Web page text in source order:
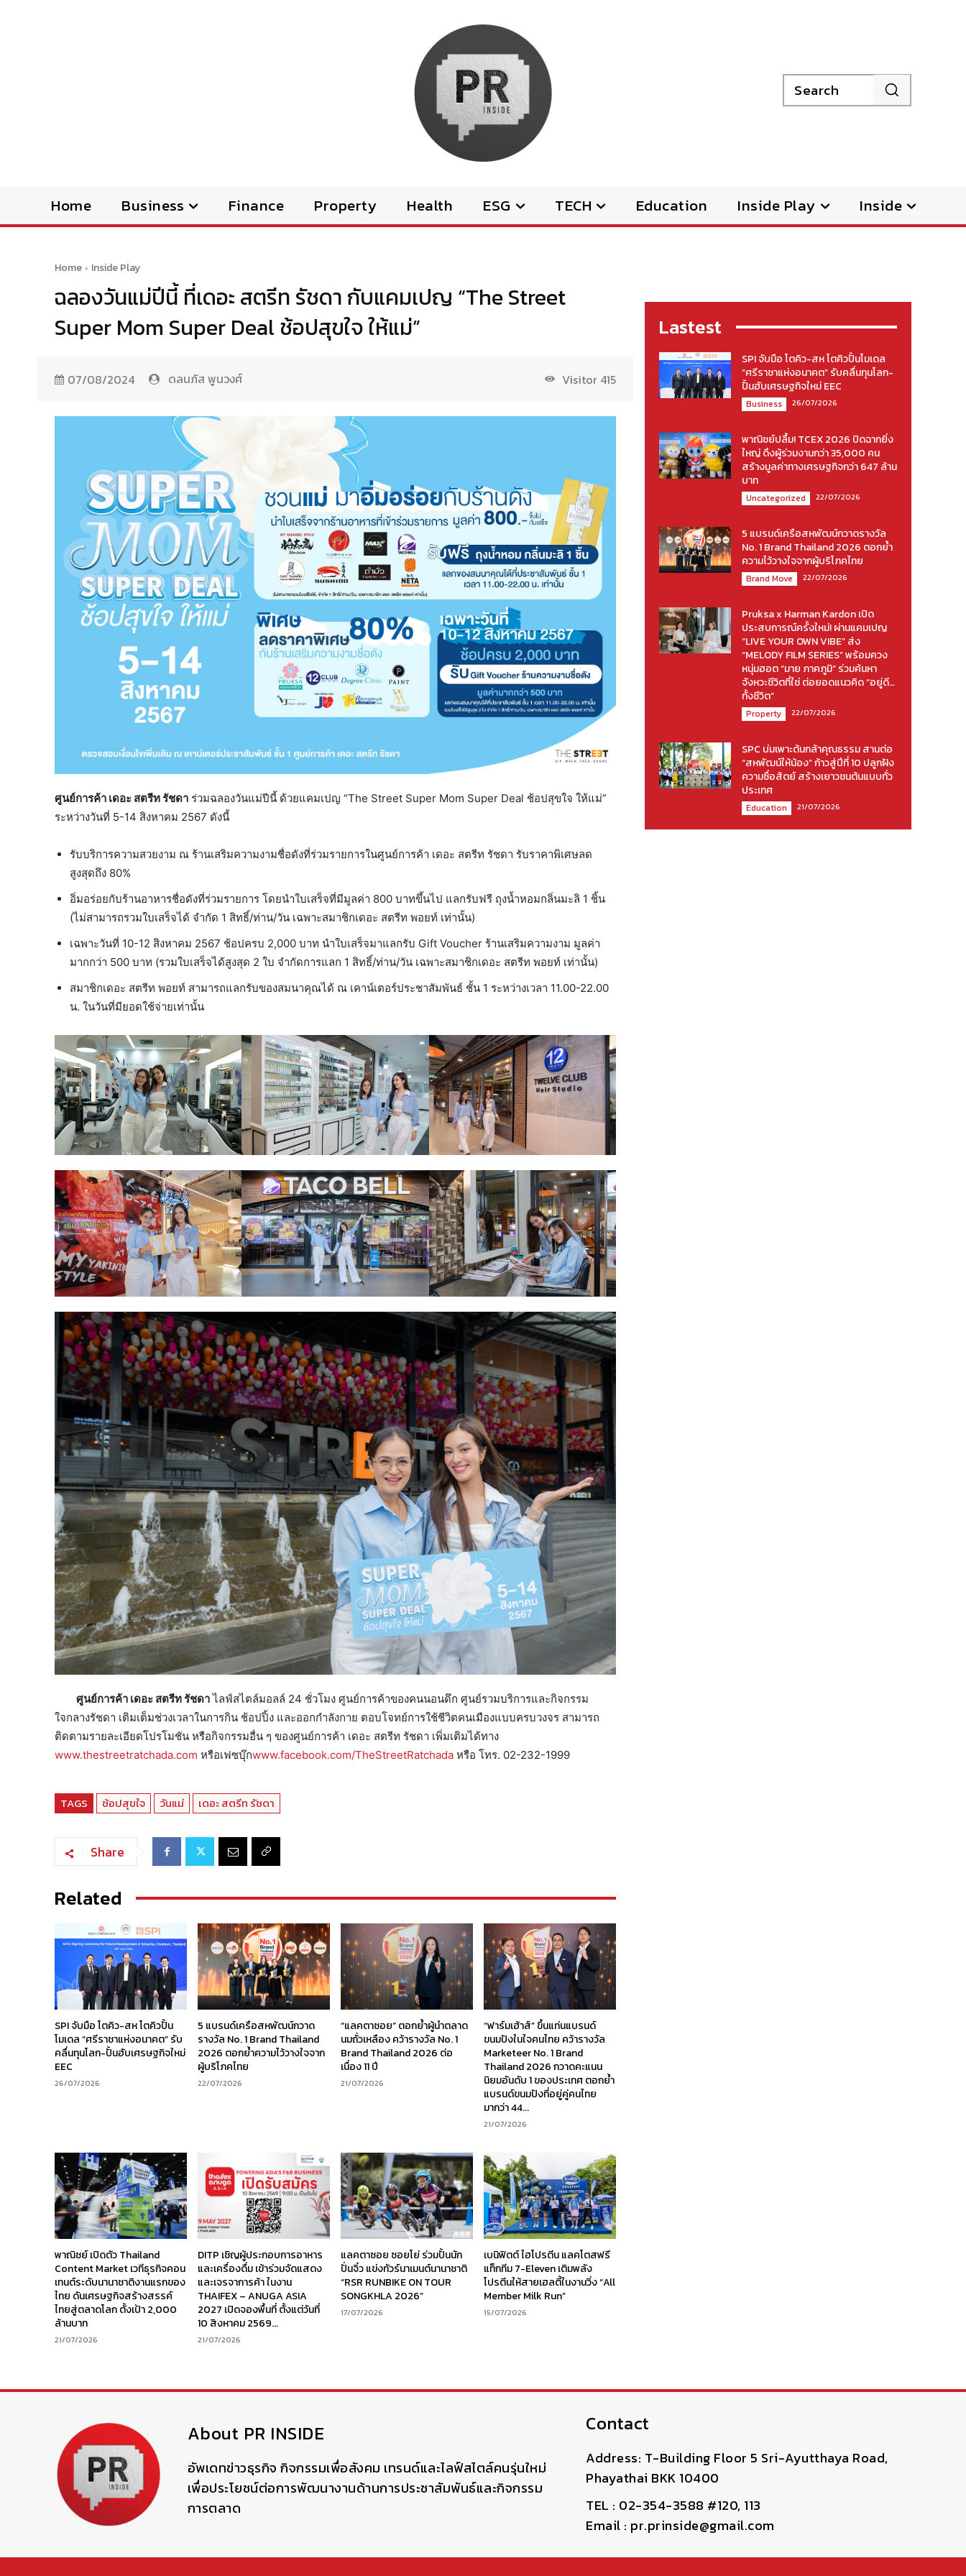
Search
Home Business Finance Property Health ESG TECH Education Inside Play Inside
Home Inside Play
ฉลองวันแม่ปีนี้ ที่เดอะ สตรีท รัชดา กับแคมเปญ “The Street
Super Mom Super Deal ช้อปสุขใจ ให้แม่”
07/08/2024 ดลนภัส พูนวงศ์ Visitor 415
ศูนย์การค้า เดอะ สตรีท รัชดา ร่วมฉลองวันแม่ปีนี้ ด้วยแคมเปญ “The Street Super Mom Super Deal ช้อปสุขใจ ให้แม่”
ระหว่างวันที่ 5-14 สิงหาคม 2567 ดังนี้
รับบริการความสวยงาม ณ ร้านเสริมความงามชื่อดังที่ร่วมรายการในศูนย์การค้า เดอะ สตรีท รัชดา รับราคาพิเศษลด
สูงสุดถึง 80%
อิ่มอร่อยกับร้านอาหารชื่อดังที่ร่วมรายการ โดยนำใบเสร็จที่มีมูลค่า 800 บาทขึ้นไป แลกรับฟรี ถุงน้ำหอมกลิ่นมะลิ 1 ชิ้น
(ไม่สามารถรวมใบเสร็จได้ จำกัด 1 สิทธิ์/ท่าน/วัน เฉพาะสมาชิกเดอะ สตรีท พอยท์ เท่านั้น)
เฉพาะวันที่ 10-12 สิงหาคม 2567 ช้อปครบ 2,000 บาท นำใบเสร็จมาแลกรับ Gift Voucher ร้านเสริมความงาม มูลค่า
มากกว่า 500 บาท (รวมใบเสร็จได้สูงสุด 2 ใบ จำกัดการแลก 1 สิทธิ์/ท่าน/วัน เฉพาะสมาชิกเดอะ สตรีท พอยท์ เท่านั้น)
สมาชิกเดอะ สตรีท พอยท์ สามารถแลกรับของสมนาคุณได้ ณ เคาน์เตอร์ประชาสัมพันธ์ ชั้น 1 ระหว่างเวลา 11.00-22.00
น. ในวันที่มียอดใช้จ่ายเท่านั้น
ศูนย์การค้า เดอะ สตรีท รัชดาไลฟ์สไตล์มอลล์ 24 ชั่วโมง ศูนย์การค้าของคนนอนดึก ศูนย์รวมบริการและกิจกรรม
ใจกลางรัชดา เติมเต็มช่วงเวลาในการกิน ช้อปปิ้ง และออกกำลังกาย ตอบโจทย์การใช้ชีวิตคนเมืองแบบครบวงจร สามารถ
ติดตามรายละเอียดโปรโมชัน หรือกิจกรรมอื่น ๆ ของศูนย์การค้า เดอะ สตรีท รัชดา เพิ่มเติมได้ทาง
www.thestreetratchada.com หรือเฟซบุ๊กwww.facebook.com/TheStreetRatchada หรือ โทร. 02-232-1999
TAGS ช้อปสุขใจ วันแม่ เดอะ สตรีท รัชดา
Share
Related
SPI จับมือ โตคิว-สห โตคิวปั้น
โมเดล “ศรีราชาแห่งอนาคต” รับ
คลื่นทุนโลก-ปั้นฮับเศรษฐกิจใหม่
EEC
26/07/2026
5 แบรนด์เครือสหพัฒน์กวาด
รางวัล No. 1 Brand Thailand
2026 ตอกย้ำความไว้วางใจจาก
ผู้บริโภคไทย
22/07/2026
“แลคตาซอย” ตอกย้ำผู้นำตลาด
นมถั่วเหลือง คว้ารางวัล No. 1
Brand Thailand 2026 ต่อ
เนื่อง 11 ปี
21/07/2026
“ฟาร์มเฮ้าส์” ขึ้นแท่นแบรนด์
ขนมปังในใจคนไทย คว้ารางวัล
Marketeer No. 1 Brand
Thailand 2026 กวาดคะแนน
นิยมอันดับ 1 ของประเทศ ตอกย้ำ
แบรนด์ขนมปังที่อยู่คู่คนไทย
มากว่า 44...
21/07/2026
พาณิชย์ เปิดตัว Thailand
Content Market เวทีธุรกิจคอน
เทนต์ระดับนานาชาติงานแรกของ
ไทย ดันเศรษฐกิจสร้างสรรค์
ไทยสู่ตลาดโลก ตั้งเป้า 2,000
ล้านบาท
21/07/2026
DITP เชิญผู้ประกอบการอาหาร
และเครื่องดื่ม เข้าร่วมจัดแสดง
และเจรจาการค้า ในงาน
THAIFEX – ANUGA ASIA
2027 เปิดจองพื้นที่ ตั้งแต่วันที่
10 สิงหาคม 2569...
21/07/2026
แลคตาซอย ซอยโย่ ร่วมปั้นนัก
ปั่นจิ๋ว แข่งทัวร์นาเมนต์นานาชาติ
“RSR RUNBIKE ON TOUR
SONGKHLA 2026”
17/07/2026
เบนิฟิตต์ ไฮโปรตีน แลคโตสฟรี
แท็กทีม 7-Eleven เติมพลัง
โปรตีนให้สายเฮลตี้ในงานวิ่ง “All
Member Milk Run”
15/07/2026
Lastest
SPI จับมือ โตคิว-สห โตคิวปั้นโมเดล
“ศรีราชาแห่งอนาคต” รับคลื่นทุนโลก-
ปั้นฮับเศรษฐกิจใหม่ EEC
Business 26/07/2026
พาณิชย์ปลื้ม! TCEX 2026 ปิดฉากยิ่ง
ใหญ่ ดึงผู้ร่วมงานกว่า 35,000 คน
สร้างมูลค่าทางเศรษฐกิจกว่า 647 ล้าน
บาท
Uncategorized 22/07/2026
5 แบรนด์เครือสหพัฒน์กวาดรางวัล
No. 1 Brand Thailand 2026 ตอกย้ำ
ความไว้วางใจจากผู้บริโภคไทย
Brand Move 22/07/2026
Pruksa x Harman Kardon เปิด
ประสบการณ์ครั้งใหม่! ผ่านแคมเปญ
“LIVE YOUR OWN VIBE” ส่ง
“MELODY FILM SERIES” พร้อมควง
หนุ่มฮอต “มาย ภาคภูมิ” ร่วมค้นหา
จังหวะชีวิตที่ใช่ ต่อยอดแนวคิด “อยู่ดี…
ทั้งชีวิต”
Property 22/07/2026
SPC บ่มเพาะต้นกล้าคุณธรรม สานต่อ
“สหพัฒน์ให้น้อง” ก้าวสู่ปีที่ 10 ปลูกฝัง
ความซื่อสัตย์ สร้างเยาวชนต้นแบบทั่ว
ประเทศ
Education 21/07/2026
About PR INSIDE
อัพเดทข่าวธุรกิจ กิจกรรมเพื่อสังคม เทรนด์และไลฟ์สไตล์คนรุ่นใหม่
เพื่อประโยชน์ต่อการพัฒนางานด้านการประชาสัมพันธ์และกิจกรรม
การตลาด
Contact
Address: T-Building Floor 5 Sri-Ayutthaya Road,
Phayathai BKK 10400
TEL : 02-354-3588 #120, 113
Email : pr.prinside@gmail.com